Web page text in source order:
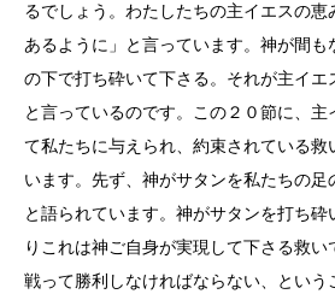
るでしょう。わたしたちの主イエスの恵
あるように」と言っています。神が間も
の下で打ち砕いて下さる。それが主イエ
と言っているのです。この２０節に、主
て私たちに与えられ、約束されている救
います。先ず、神がサタンを私たちの足
と語られています。神がサタンを打ち砕
りこれは神ご自身が実現して下さる救い
戦って勝利しなければならない、という